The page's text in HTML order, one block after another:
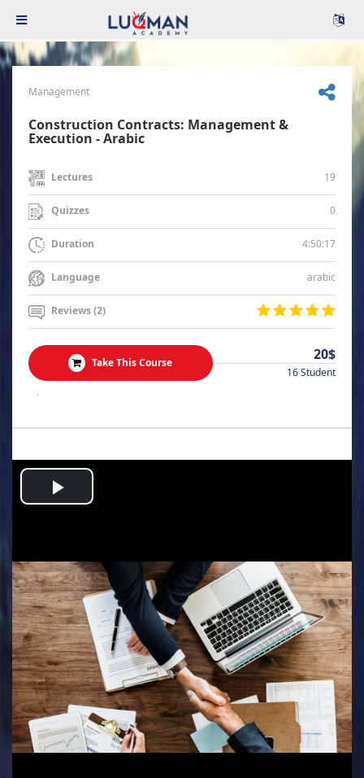
Management
Construction Contracts: Management &
Execution - Arabic
Lectures 19
Quizzes 0
Duration 4:50:17
Language arabic
Reviews (2)
Take This Course 20$
16 Student
.
Play